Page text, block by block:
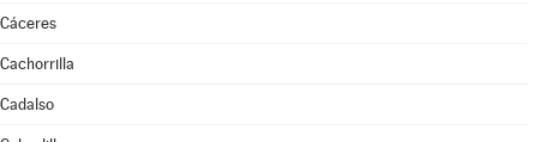
Cáceres
Cachorrilla
Cadalso